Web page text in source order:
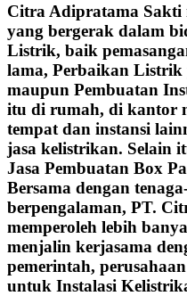
Citra Adipratama Sakti
yang bergerak dalam
Listrik, baik
lama, Perbaikan Listrik
maupun Pembuatan
itu di rumah, di kantor
tempat dan instansi
jasa kelistrikan. Selain
Jasa Pembuatan Box
Bersama dengan
berpengalaman, PT.
memperoleh lebih
menjalin kerjasama
pemerintah,
untuk Instalasi